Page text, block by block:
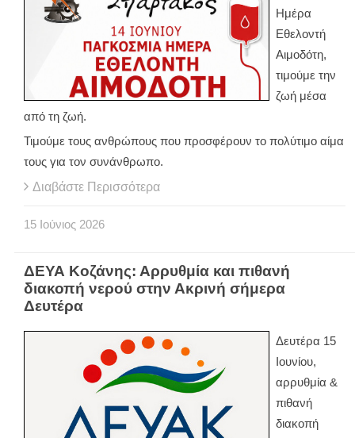
Ημέρα
Εθελοντή
Αιμοδότη,
τιμούμε την
ζωή μέσα
από τη ζωή.
Τιμούμε τους ανθρώπους που προσφέρουν το πολύτιμο αίμα
τους για τον συνάνθρωπο.
Διαβάστε Περισσότερα
15 Ιούνιος 2026
ΔΕΥΑ Κοζάνης: Αρρυθμία και πιθανή
διακοπή νερού στην Ακρινή σήμερα
Δευτέρα
Δευτέρα 15
Ιουνίου,
αρρυθμία &
πιθανή
διακοπή